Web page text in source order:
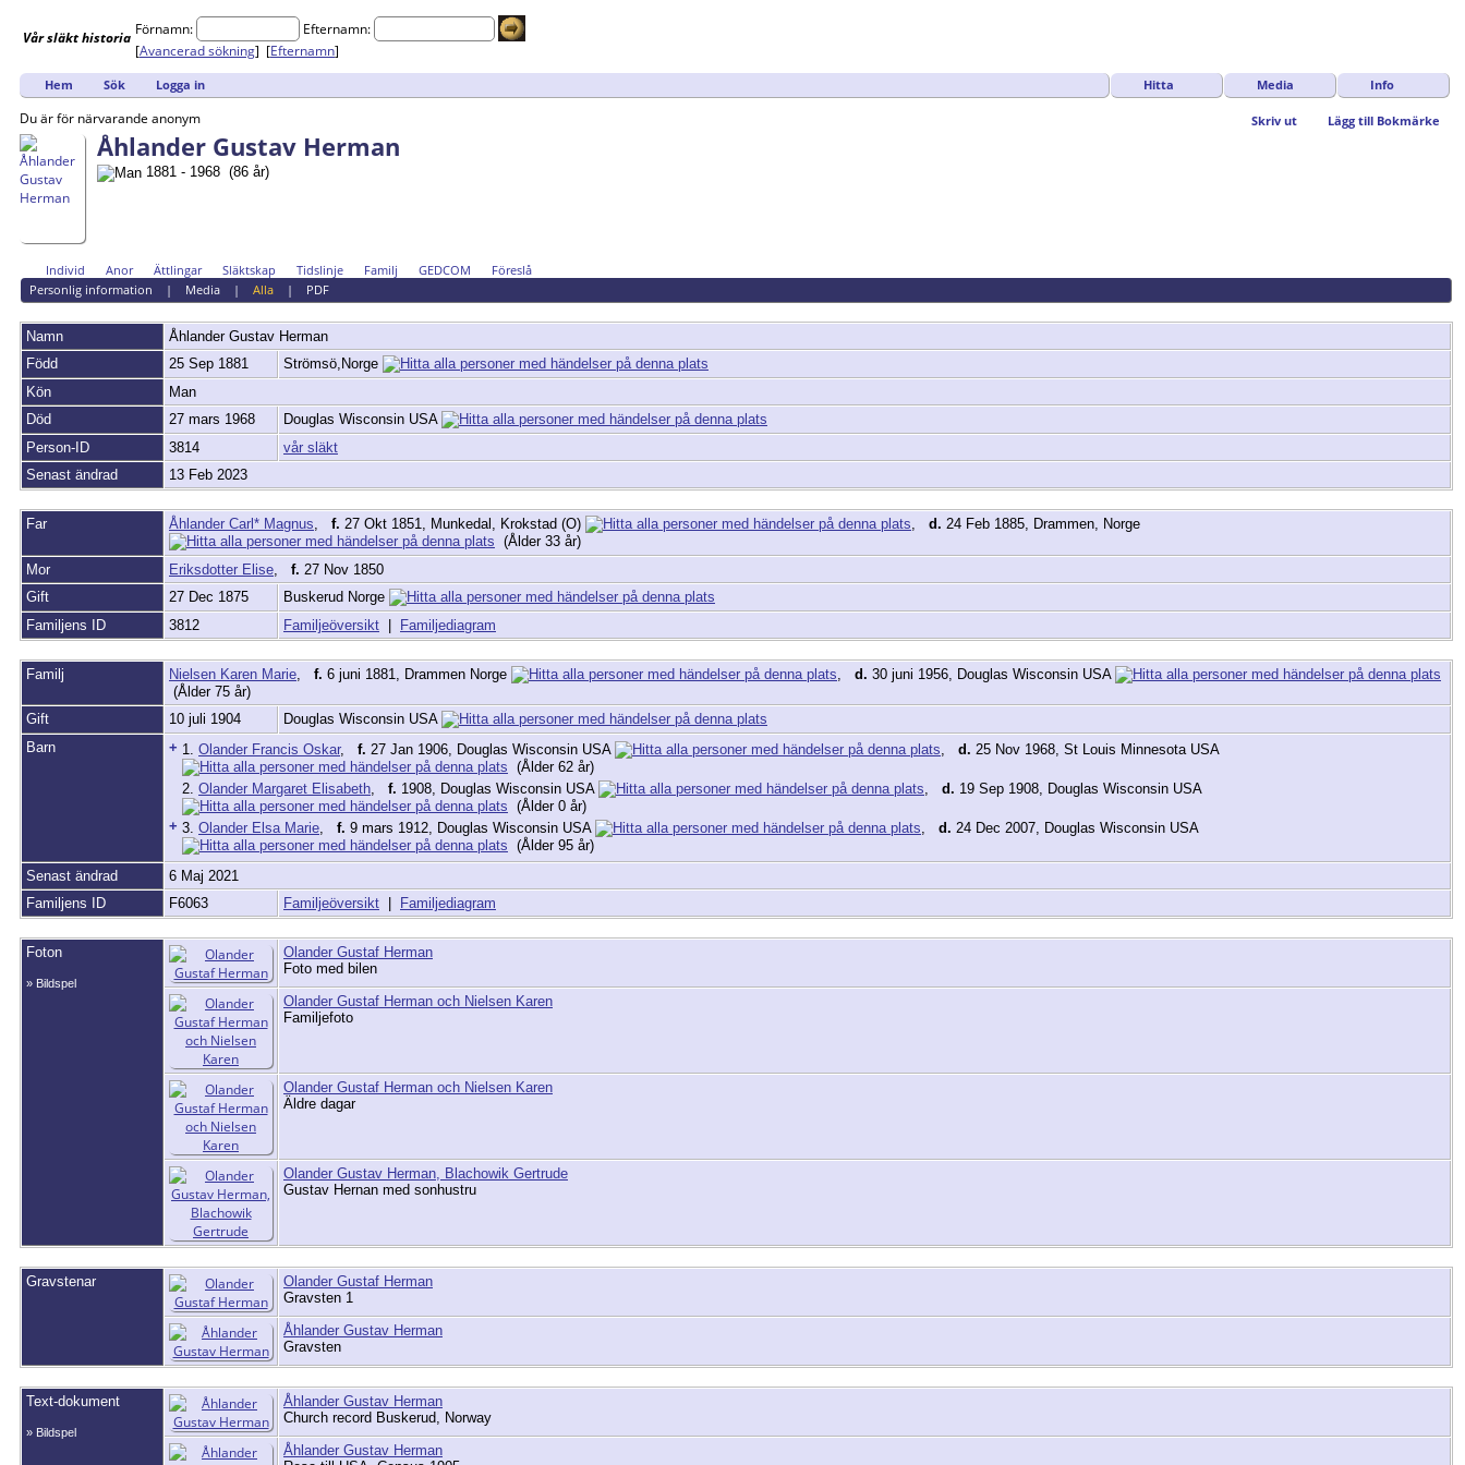
Vårsläkthistoria Förnamn:
Efternamn:
[Avancerad sökning] [Efternamn]
Hem Sök Logga in Hitta Media Info
Skriv ut Lägg till Bokmärke
Du är för närvarande anonym
Åhlander Gustav Herman
1881 - 1968 (86 år)
Individ Anor Ättlingar Släktskap Tidslinje Familj GEDCOM
Föreslå
Personlig information | Media| Alla| PDF
Namn Åhlander Gustav Herman
Född
25 Sep 1881
Strömsö,Norge
Kön
Man
Död
27 mars 1968
Douglas Wisconsin USA
Person-ID
3814
vår släkt
Senast ändrad
13 Feb 2023
Far Åhlander Carl* Magnus f. 27 Okt 1851, Munkedal, Krokstad (O) d. 24 Feb 1885, Drammen, Norge
(Ålder 33 år)
Mor
Eriksdotter Elise f. 27 Nov 1850
Gift
27 Dec 1875
Buskerud Norge
Familjens ID
3812 Familjeöversikt | Familjediagram
Familj Nielsen Karen Marie f. 6 juni 1881, Drammen Norge d. 30 juni 1956, Douglas Wisconsin USA
(Ålder 75 år)
Gift
10 juli 1904
Douglas Wisconsin USA
Barn
+ 1. Olander Francis Oskar, f. 27 Jan 1906, Douglas Wisconsin USA d. 25 Nov 1968, St Louis Minnesota USA
(Ålder 62 år)
2. Olander Margaret Elisabeth f. 1908, Douglas Wisconsin USA d. 19 Sep 1908, Douglas Wisconsin USA
(Ålder 0 år)
+ 3. Olander Elsa Marie f. 9 mars 1912, Douglas Wisconsin USA d. 24 Dec 2007, Douglas Wisconsin USA
(Ålder 95 år)
Senast ändrad
6 Maj 2021
Familjens ID
F6063 Familjeöversikt | Familjediagram
Foton
» Bildspel
Olander Gustaf Herman
Foto med bilen
Olander Gustaf Herman och Nielsen Karen
Familjefoto
Olander Gustaf Herman och Nielsen Karen
Äldre dagar
Olander Gustav Herman, Blachowik Gertrude
Gustav Hernan med sonhustru
Gravstenar
Olander Gustaf Herman
Gravsten 1
Åhlander Gustav Herman
Gravsten
Text-dokument
» Bildspel
Åhlander Gustav Herman
Church record Buskerud, Norway
Åhlander Gustav Herman